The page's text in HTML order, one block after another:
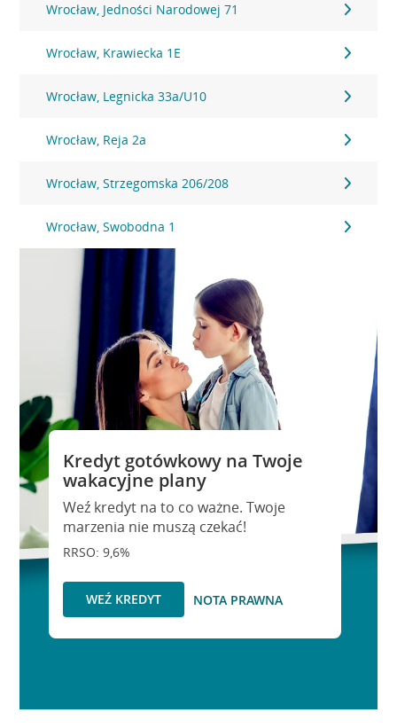
Wrocław, Jedności Narodowej 71
Wrocław, Krawiecka 1E
Wrocław, Legnicka 33a/U10
Wrocław, Reja 2a
Wrocław, Strzegomska 206/208
Wrocław, Swobodna 1
Kredyt gotówkowy na Twoje
wakacyjne plany
Weź kredyt na to co ważne. Twoje
marzenia nie muszą czekać!
RRSO: 9,6%
WEŹ KREDYT NOTA PRAWNA